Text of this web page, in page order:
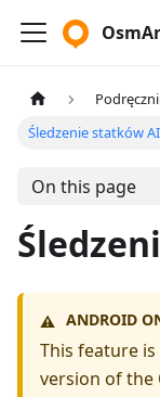
Śledzenie statków
On this page
⚠️ ANDROID
This feature
version of the